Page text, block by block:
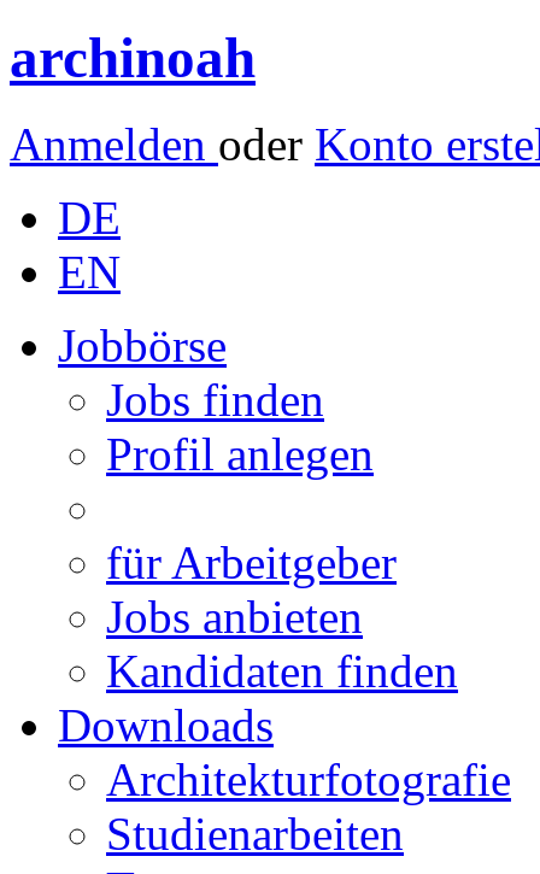
archinoah
Anmelden oder Konto
DE
EN
Jobbörse
Jobs finden
Profil anlegen
für Arbeitgeber
Jobs anbieten
Kandidaten finden
Downloads
Architekturfotografie
Studienarbeiten